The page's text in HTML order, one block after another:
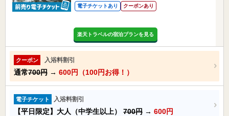
電子チケットあり クーポンあり
楽天トラベルの宿泊プランを見る
クーポン 入浴料割引
通常700円 → 600円（100円お得！）
電子チケット 入浴料割引
【平日限定】大人（中学生以上） 700円 → 600円